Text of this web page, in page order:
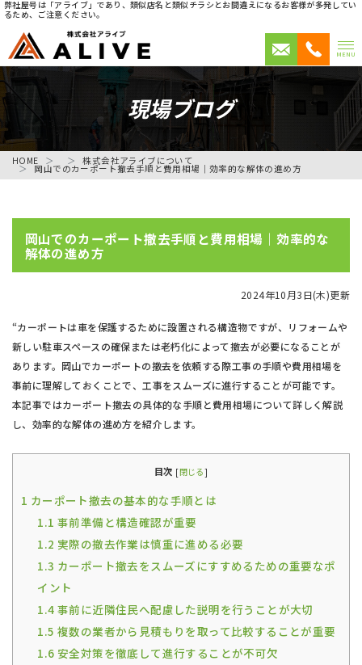
弊社屋号は「アライブ」であり、類似店名と類似チラシとお間違えになるお客様が多発してい
るため、ご注意ください。
MENU
現場ブログ
HOME 株式会社アライブについて
岡山でのカーポート撤去手順と費用相場｜効率的な解体の進め方
岡山でのカーポート撤去手順と費用相場｜効率的な
解体の進め方
2024年10月3日(木)更新
“カーポートは車を保護するために設置される構造物ですが、リフォームや
新しい駐車スペースの確保または老朽化によって撤去が必要になることが
あります。岡山でカーポートの撤去を依頼する際工事の手順や費用相場を
事前に理解しておくことで、工事をスムーズに進行することが可能です。
本記事ではカーポート撤去の具体的な手順と費用相場について詳しく解説
し、効率的な解体の進め方を紹介します。
目次 [閉じる]
1 カーポート撤去の基本的な手順とは
1.1 事前準備と構造確認が重要
1.2 実際の撤去作業は慎重に進める必要
1.3 カーポート撤去をスムーズにすすめるための重要なポ
イント
1.4 事前に近隣住民へ配慮した説明を行うことが大切
1.5 複数の業者から見積もりを取って比較することが重要
1.6 安全対策を徹底して進行することが不可欠